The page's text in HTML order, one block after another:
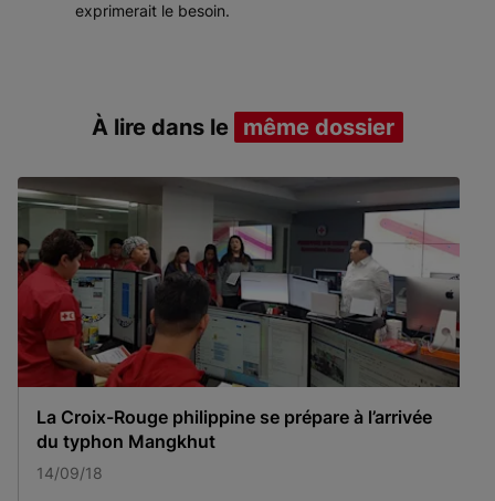
exprimerait le besoin.
À lire dans le même dossier
La Croix-Rouge philippine se prépare à l’arrivée
du typhon Mangkhut
14/09/18